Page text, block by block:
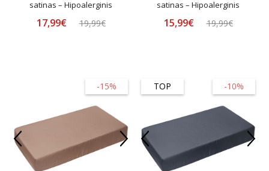
satinas – Hipoalerginis
17,99€ 19,99€
satinas – Hipoalerginis
15,99€ 19,99€
-15% -10%
TOP